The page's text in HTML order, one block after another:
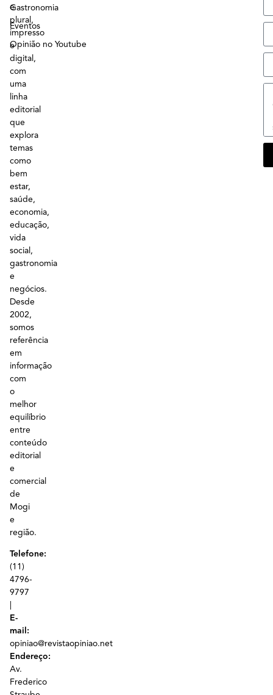
e
plural,
impresso
e
digital,
com
uma
linha
editorial
que
explora
temas
como
bem
estar,
saúde,
economia,
educação,
vida
social,
gastronomia
e
negócios.
Desde
2002,
somos
referência
em
informação
com
o
melhor
equilíbrio
entre
conteúdo
editorial
e
comercial
de
Mogi
e
região.
Telefone:
(11)
4796-
9797
E-
mail:
opiniao@revistaopiniao.net
Endereço:
Av.
Frederico
Gastronomia
Eventos
Opinião no Youtube